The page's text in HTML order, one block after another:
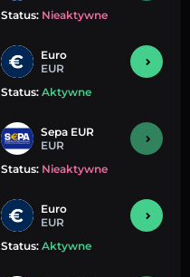
Status: Nieaktywne
Euro
EUR
Status: Aktywne
Sepa EUR
EUR
Status: Nieaktywne
Euro
EUR
Status: Aktywne